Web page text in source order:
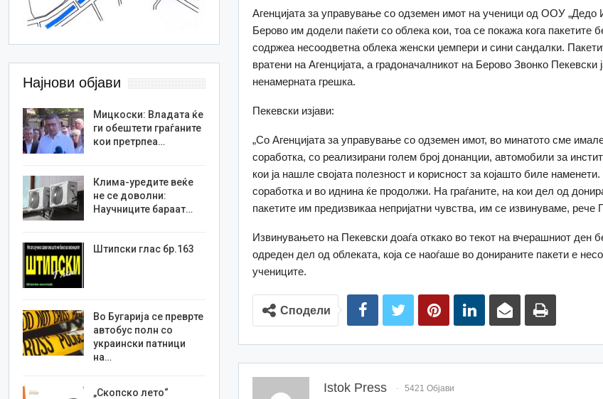
Агенцијата за управување со одземен имот на ученици од ООУ
Берово им додели паќети со облека кои, тоа се покажа кога пакетите
содржеа несоодветна облека женски џемпери и сини сандалки.
вратени на Агенцијата, а градоначалникот на Берово Звонко Пекевски
ненамерната грешка.
Пекевски изјави:
„Сo Агенцијата за управување со одземен имот, во минатото сме
соработка, со реализирани голем број донанции, автомобили за
кои ја нашле својата полезност и корисност за којашто биле
соработка и во иднина ќе продолжи. На граѓаните, на кои дел од
пакетите им предизвикаа непријатни чувства, им се извинуваме, рече
Извинувањето на Пекевски доаѓа откако во текот на вчерашниот ден
одреден дел од облеката, која се наоѓаше во донираните пакети е
учениците.
Сподели
Istok Press 5421 Објави
Најнови објави
Мицкоски: Владата ќе
ги обештети граѓаните
кои претрпеа…
Клима-уредите веќе
не се доволни:
Научниците бараат…
Штипски глас бр.163
Во Бугарија се преврте
автобус полн со
украински патници
на…
„Скопско лето“